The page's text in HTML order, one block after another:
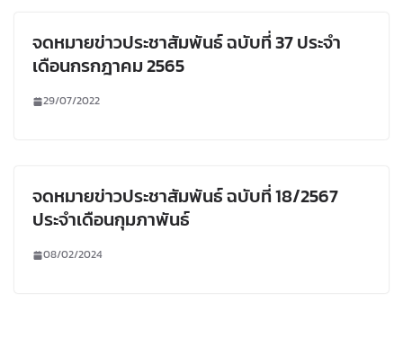
จดหมายข่าวประชาสัมพันธ์ ฉบับที่ 37 ประจำ
เดือนกรกฎาคม 2565
29/07/2022
จดหมายข่าวประชาสัมพันธ์ ฉบับที่ 18/2567
ประจำเดือนกุมภาพันธ์
08/02/2024